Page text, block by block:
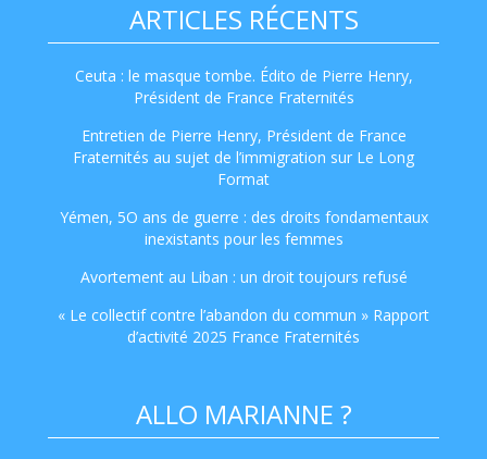
ARTICLES RÉCENTS
Ceuta : le masque tombe. Édito de Pierre Henry,
Président de France Fraternités
Entretien de Pierre Henry, Président de France
Fraternités au sujet de l’immigration sur Le Long
Format
Yémen, 5O ans de guerre : des droits fondamentaux
inexistants pour les femmes
Avortement au Liban : un droit toujours refusé
« Le collectif contre l’abandon du commun » Rapport
d’activité 2025 France Fraternités
ALLO MARIANNE ?